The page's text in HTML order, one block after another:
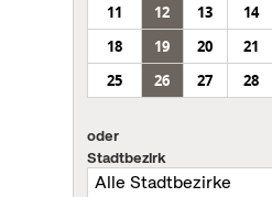
11
12 13 14
18
19 20 21
25
26 27 28
oder
Stadtbezirk